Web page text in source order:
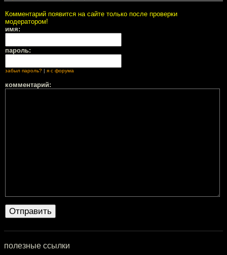
Комментарий появится на сайте только после проверки
модератором!
имя:
пароль:
забыл пароль? я с форума
комментарий:
полезные ссылки